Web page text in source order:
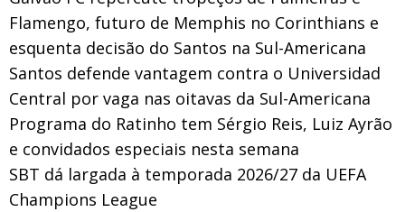
Flamengo, futuro de Memphis no Corinthians e
esquenta decisão do Santos na Sul-Americana
Santos defende vantagem contra o Universidad
Central por vaga nas oitavas da Sul-Americana
Programa do Ratinho tem Sérgio Reis, Luiz Ayrão
e convidados especiais nesta semana
SBT dá largada à temporada 2026/27 da UEFA
Champions League